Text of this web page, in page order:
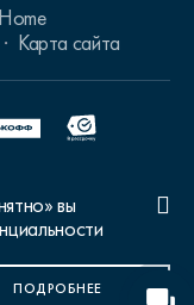
НЕТ, ИЗМЕНИТЬ
вы
ПОДРОБНЕЕ
Карта сайта